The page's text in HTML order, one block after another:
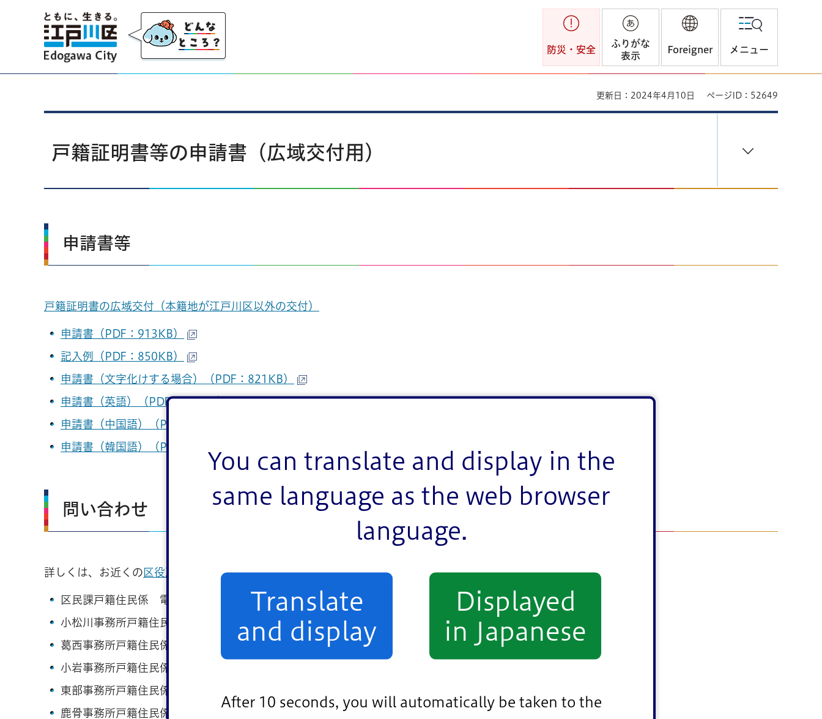
You can translate and display in the
same language as the web browser
language.
Translate
and display
Displayed
in Japanese
After 10 seconds, you will automatically be taken to the
江戸川区
防災・安全
ふりがな
表示
Foreigner メニュー
更新日：2024年4月10日 ページID：52649
戸籍証明書等の申請書（広域交付用）
申請書等
戸籍証明書の広域交付（本籍地が江戸川区以外の交付）
申請書（PDF：913KB）
記入例（PDF：850KB）
申請書（文字化けする場合）（PDF：821KB）
申請書（英語）（PDF：310KB）
申請書（中国語）（PDF：447KB）
申請書（韓国語）（PDF：494KB）
問い合わせ
詳しくは、お近くの 区役所区民課・各事務所の戸籍住民係へお問い合わせください。
区民課戸籍住民係 電話：03-5662-0591
小松川事務所戸籍住民係 電話：03-3683-5184
葛西事務所戸籍住民係 電話：03-3688-0437
小岩事務所戸籍住民係 電話：03-3657-7837
東部事務所戸籍住民係 電話：03-3679-1125
鹿骨事務所戸籍住民係 電話：03-3678-6115